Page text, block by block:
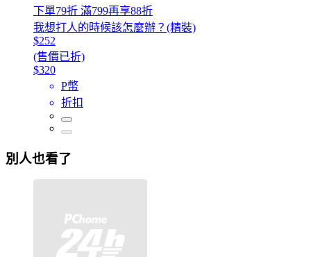
下單79折 滿799再享88折
我想打人的時候該怎麼辦？(精裝)
$252
(售價已折)
$320
P幣
折扣
別人也看了